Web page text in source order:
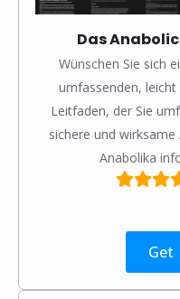
Das
Wünschen Sie sich
umfassenden, leicht
Leitfaden, der Sie
sichere und
Anabolika
Get
❅